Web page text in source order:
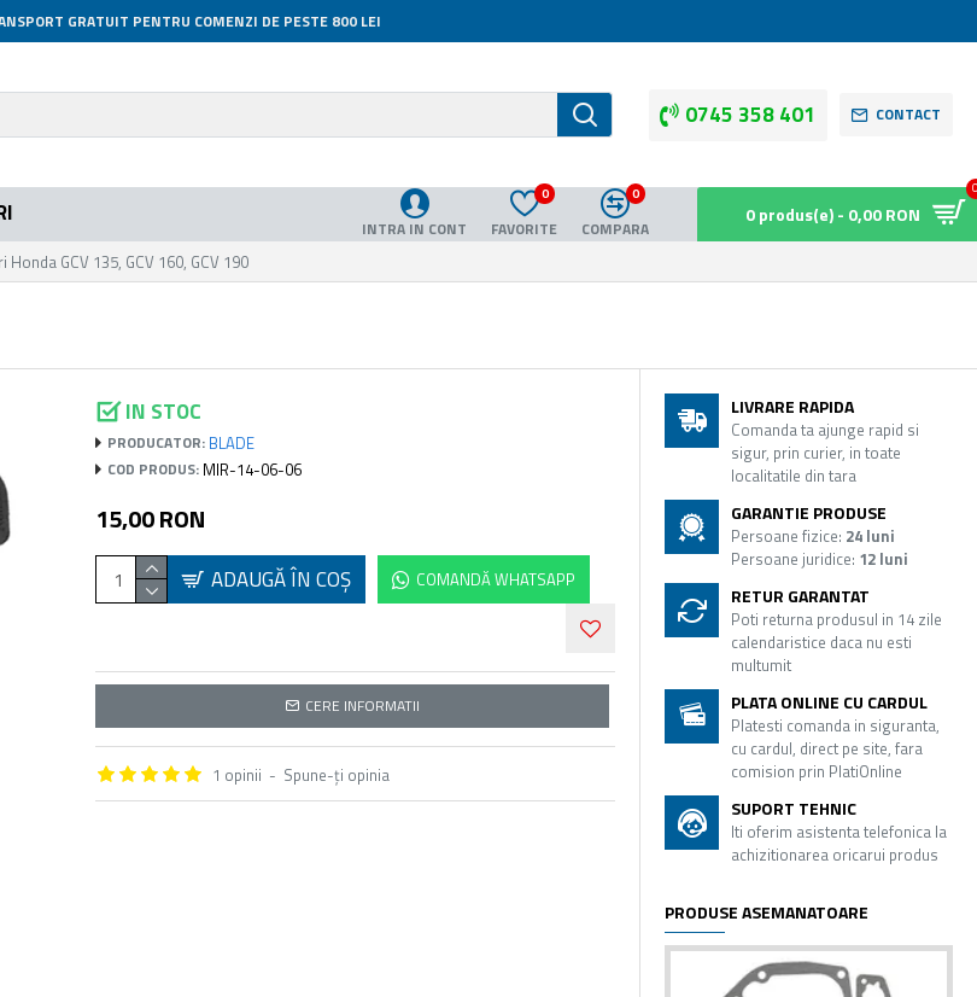
GRATUIT PENTRU COMENZI DE PESTE 800 LEI
0745 358 401 CONTACT
INTRA IN CONT FAVORITE
0
COMPARA
0
0 produs(e) - 0,00 RON
Honda GCV 135, GCV 160, GCV 190
IN STOC
PRODUCATOR: BLADE
COD PRODUS: MIR-14-06-06
1 opinii - Spune-ţi opinia
15,00 RON
ADAUGĂ ÎN COŞ COMANDĂ WHATSAPP
CERE INFORMATII
LIVRARE RAPIDA
Comanda ta ajunge rapid si
sigur, prin curier, in toate
localitatile din tara
GARANTIE PRODUSE
Persoane fizice: 24 luni
Persoane juridice: 12 luni
RETUR GARANTAT
Poti returna produsul in 14 zile
calendaristice daca nu esti
multumit
PLATA ONLINE CU CARDUL
Platesti comanda in siguranta,
cu cardul, direct pe site, fara
comision prin PlatiOnline
SUPORT TEHNIC
Iti oferim asistenta telefonica la
achizitionarea oricarui produs
PRODUSE ASEMANATOARE